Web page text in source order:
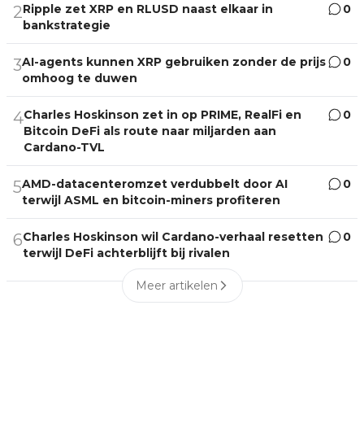
2Ripple zet XRP en RLUSD naast elkaar in
bankstrategie
0
3AI-agents kunnen XRP gebruiken zonder de prijs
omhoog te duwen
0
4Charles Hoskinson zet in op PRIME, RealFi en
Bitcoin DeFi als route naar miljarden aan
Cardano-TVL
0
5AMD-datacenteromzet verdubbelt door AI
terwijl ASML en bitcoin-miners profiteren
0
6Charles Hoskinson wil Cardano-verhaal resetten
terwijl DeFi achterblijft bij rivalen
0
Meer artikelen